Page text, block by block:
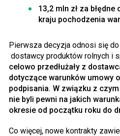
13,2 mln zł za
kraju pochodzenia
Pierwsza decyzja odnosi się do
dostawcy produktów rolnych i
celowo przedłużały z
dotyczące warunków umowy
podpisania. W związku z
nie byli pewni na jakich
okresie od początku roku do
Co więcej, nowe kontrakty